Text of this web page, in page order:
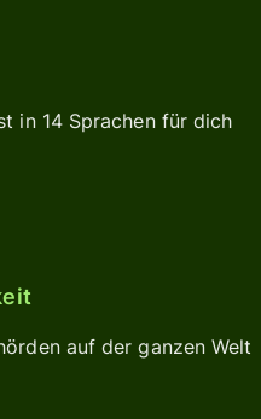
in 14 Sprachen für dich
auf der ganzen Welt